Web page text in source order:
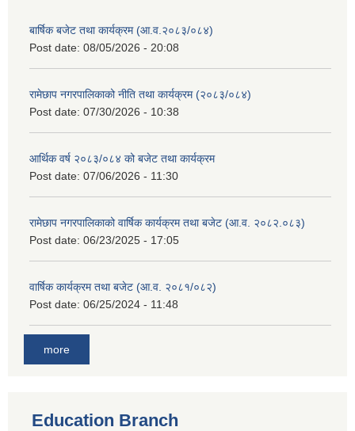
बार्षिक बजेट तथा कार्यक्रम (आ.व.२०८३/०८४)
Post date: 08/05/2026 - 20:08
रामेछाप नगरपालिकाको नीति तथा कार्यक्रम (२०८३/०८४)
Post date: 07/30/2026 - 10:38
आर्थिक वर्ष २०८३/०८४ को बजेट तथा कार्यक्रम
Post date: 07/06/2026 - 11:30
रामेछाप नगरपालिकाको वार्षिक कार्यक्रम तथा बजेट (आ.व. २०८२.०८३)
Post date: 06/23/2025 - 17:05
वार्षिक कार्यक्रम तथा बजेट (आ.व. २०८१/०८२)
Post date: 06/25/2024 - 11:48
more
Education Branch